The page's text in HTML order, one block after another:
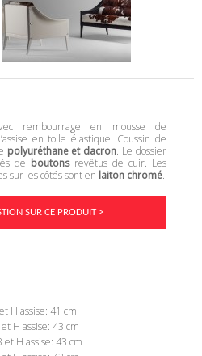
rembourrage en mousse de
en toile élastique. Coussin de
polyuréthane et dacron. Le dossier
de boutonsrevêtus de cuir. Les
sur les côtés sont en laiton chromé.
SUR CE PRODUIT >
H assise: 41 cm
H assise: 43 cm
et H assise: 43 cm